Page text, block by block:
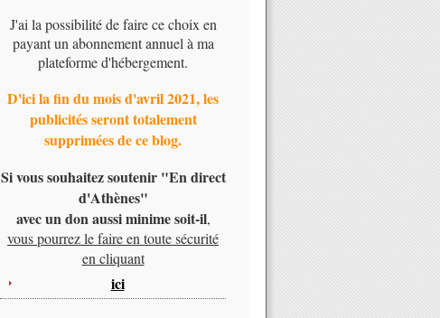
J'ai la possibilité de faire ce choix en
payant un abonnement annuel à ma
plateforme d'hébergement.
D'ici la fin du mois d'avril 2021, les
publicités seront totalement
supprimées de ce blog.
Si vous souhaitez soutenir "En direct
d'Athènes"
avec un don aussi minime soit-il,
vous pourrez le faire en toute sécurité
en cliquant
ici